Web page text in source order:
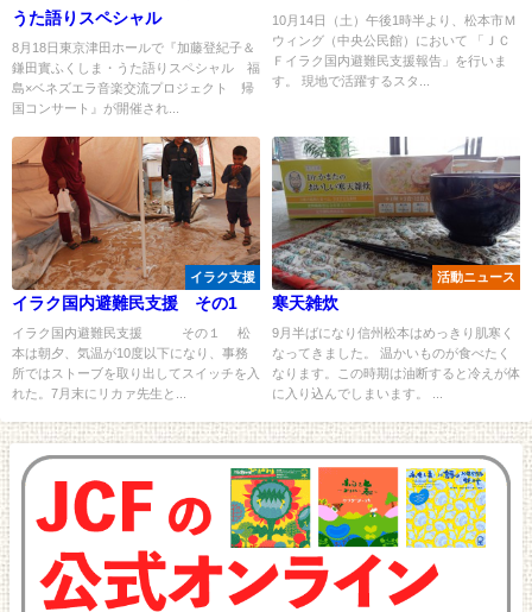
うた語りスペシャル
8月18日東京津田ホールで『加藤登紀子＆
鎌田實ふくしま・うた語りスペシャル 福
島×ベネズエラ音楽交流プロジェクト 帰
国コンサート』が開催され...
10月14日（土）午後1時半より、松本市Ｍ
ウィング（中央公民館）において 「ＪＣ
Ｆイラク国内避難民支援報告」を行いま
す。 現地で活躍するスタ...
イラク支援
イラク国内避難民支援 その1
イラク国内避難民支援 その１ 松
本は朝夕、気温が10度以下になり、事務
所ではストーブを取り出してスイッチを入
れた。7月末にリカァ先生と...
活動ニュース
寒天雑炊
9月半ばになり信州松本はめっきり肌寒く
なってきました。 温かいものが食べたく
なります。この時期は油断すると冷えが体
に入り込んでしまいます。 ...